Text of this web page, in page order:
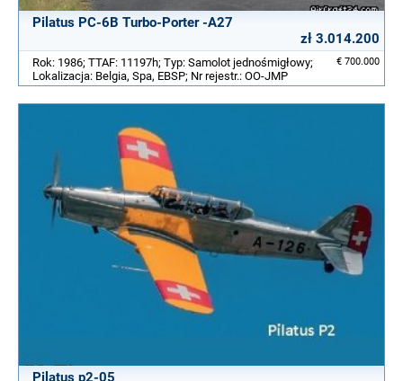
Pilatus PC-6B Turbo-Porter -A27
zł 3.014.200
€ 700.000
Rok: 1986; TTAF: 11197h; Typ: Samolot jednośmigłowy;
Lokalizacja: Belgia, Spa, EBSP; Nr rejestr.: OO-JMP
Pilatus p2-05